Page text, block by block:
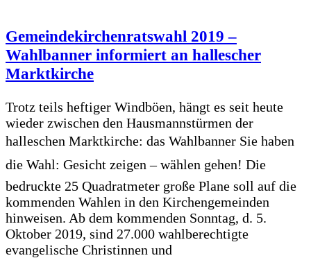
Gemeindekirchenratswahl 2019 –
Wahlbanner informiert an hallescher
Marktkirche
Trotz teils heftiger Windböen, hängt es seit heute
wieder zwischen den Hausmannstürmen der
halleschen Marktkirche: das Wahlbanner Sie haben
die Wahl: Gesicht zeigen – wählen gehen! Die
bedruckte 25 Quadratmeter große Plane soll auf die
kommenden Wahlen in den Kirchengemeinden
hinweisen. Ab dem kommenden Sonntag, d. 5.
Oktober 2019, sind 27.000 wahlberechtigte
evangelische Christinnen und